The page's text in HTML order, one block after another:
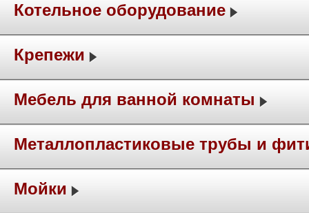
Котельное оборудование
Крепежи
Мебель для ванной комнаты
Металлопластиковые трубы и
Мойки